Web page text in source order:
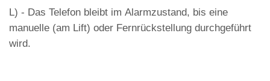
L) - Das Telefon bleibt im Alarmzustand, bis eine
manuelle (am Lift) oder Fernrückstellung durchgeführt
wird.